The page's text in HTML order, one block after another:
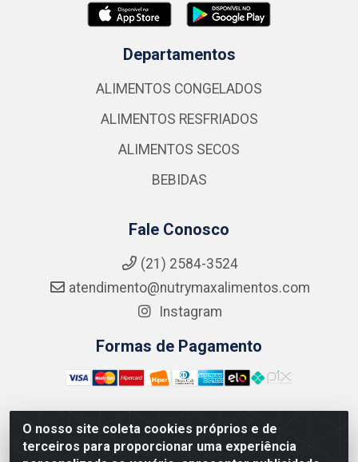
O nosso site coleta cookies próprios e de
terceiros para proporcionar uma experiência
Departamentos
ALIMENTOS CONGELADOS
ALIMENTOS RESFRIADOS
ALIMENTOS SECOS
BEBIDAS
Fale Conosco
(21) 2584-3524
atendimento@nutrymaxalimentos.com
Instagram
Formas de Pagamento
NUTRY MAX COMÉRCIO DE PRODUTOS ALIMENTICIOS
LTDA - RUA DO FEIJÃO, 721 PENHA CIRCULAR/RJ -